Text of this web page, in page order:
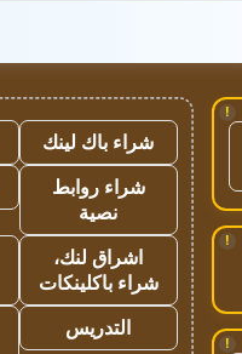
!
!
!
شراء باك لينك
شراء روابط
نصية
اشراق لنك،
شراء باكلينكات
التدريس